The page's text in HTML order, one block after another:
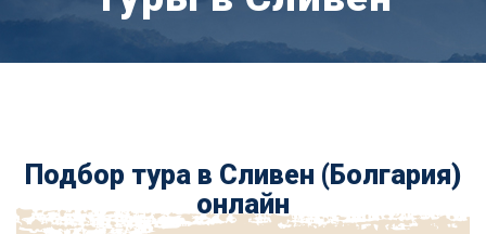
Подбор тура в Сливен (Болгария)
онлайн